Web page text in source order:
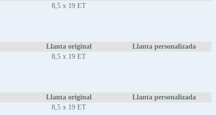
8,5 x 19 ET
Llanta original
Llanta personalizada
8,5 x 19 ET
Llanta original
Llanta personalizada
8,5 x 19 ET